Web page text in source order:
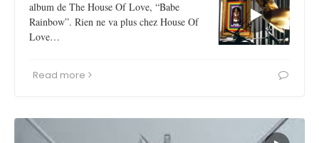
album de The House Of Love, “Babe
Rainbow”. Rien ne va plus chez House Of
Love…
Read more